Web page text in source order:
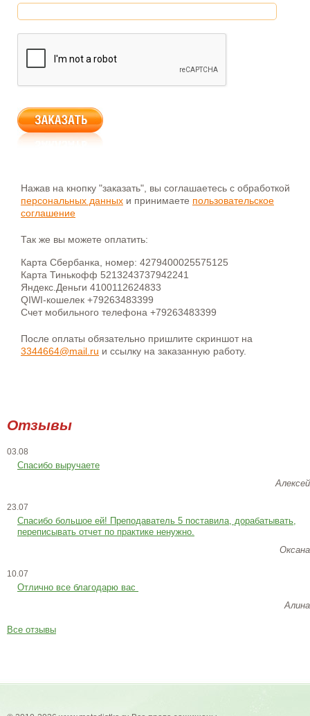
Нажав на кнопку "заказать", вы соглашаетесь с обработкой
персональных данных и принимаете пользовательское
соглашение
Так же вы можете оплатить:
Карта Сбербанка, номер: 4279400025575125
Карта Тинькофф 5213243737942241
Яндекс.Деньги 4100112624833
QIWI-кошелек +79263483399
Счет мобильного телефона +79263483399
После оплаты обязательно пришлите скриншот на
3344664@mail.ru и ссылку на заказанную работу.
Отзывы
03.08
Спасибо выручаете
Алексей
23.07
Cпасибо большое ей! Преподаватель 5 поставила, дорабатывать,
переписывать отчет по практике ненужно.
Оксана
10.07
Отлично все благодарю вас
Алина
Все отзывы